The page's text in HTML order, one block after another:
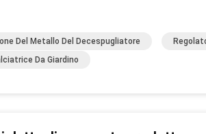
Del Metallo Del Decespugliatore
Da Giardino